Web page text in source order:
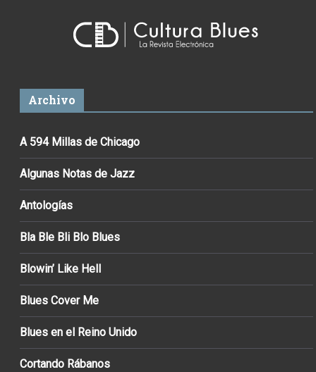
Archivo
A 594 Millas de Chicago
Algunas Notas de Jazz
Antologías
Bla Ble Bli Blo Blues
Blowin’ Like Hell
Blues Cover Me
Blues en el Reino Unido
Cortando Rábanos